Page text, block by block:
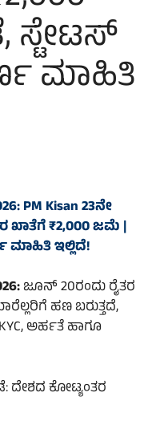
ಮಾಹಿತಿ
PM Kisan 23ನೇ
ಖಾತೆಗೆ ₹2,000 ಜಮೆ |
ಮಾಹಿತಿ ಇಲ್ಲಿದೆ!
ಜೂನ್ 20ರಂದು ರೈತರ
ಹಣ ಬರುತ್ತದೆ,
ಅರ್ಹತೆ ಹಾಗೂ
ದೇಶದ ಕೋಟ್ಯಂತರ